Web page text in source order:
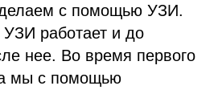
с помощью УЗИ.
работает и до
нее. Во время первого
мы с помощью